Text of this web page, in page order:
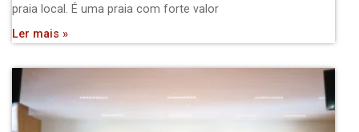
praia local. É uma praia com forte valor
Ler mais »